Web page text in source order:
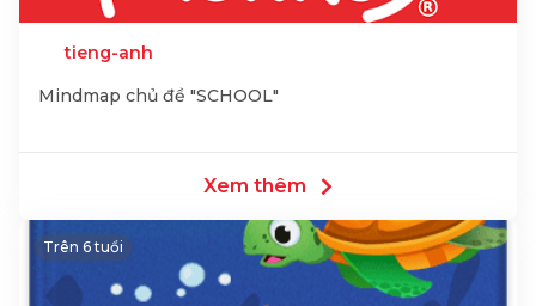
tieng-anh
Mindmap chủ đề "SCHOOL"
Xem thêm
Trên 6 tuổi